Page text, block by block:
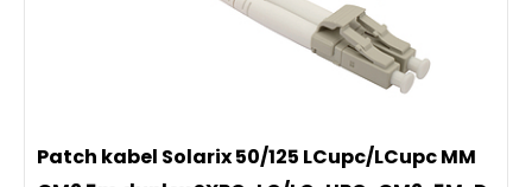
Patch kabel Solarix 50/125 LCupc/LCupc MM